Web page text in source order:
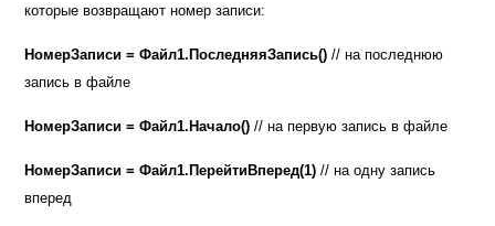
которые возвращают номер записи:
НомерЗаписи = Файл1.ПоследняяЗапись()// на последнюю
запись в файле
НомерЗаписи = Файл1.Начало()// на первую запись в файле
НомерЗаписи = Файл1.ПерейтиВперед(1) // на одну запись
вперед